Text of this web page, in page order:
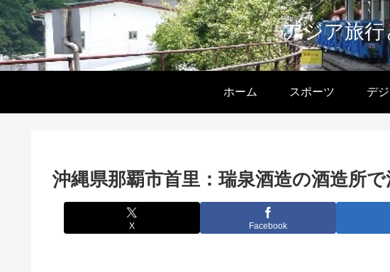
アジア旅
ホーム スポーツ デ
沖縄県那覇市首里：瑞泉酒造の酒造所
X Facebook